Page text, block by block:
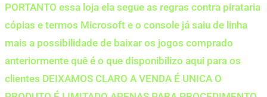
PORTANTO essa loja ela segue as regras contra pirataria
cópias e termos Microsoft e o console já saiu de linha
mais a possibilidade de baixar os jogos comprado
anteriormente quê é o que disponibilizo aqui para os
clientes DEIXAMOS CLARO A VENDA É UNICA O